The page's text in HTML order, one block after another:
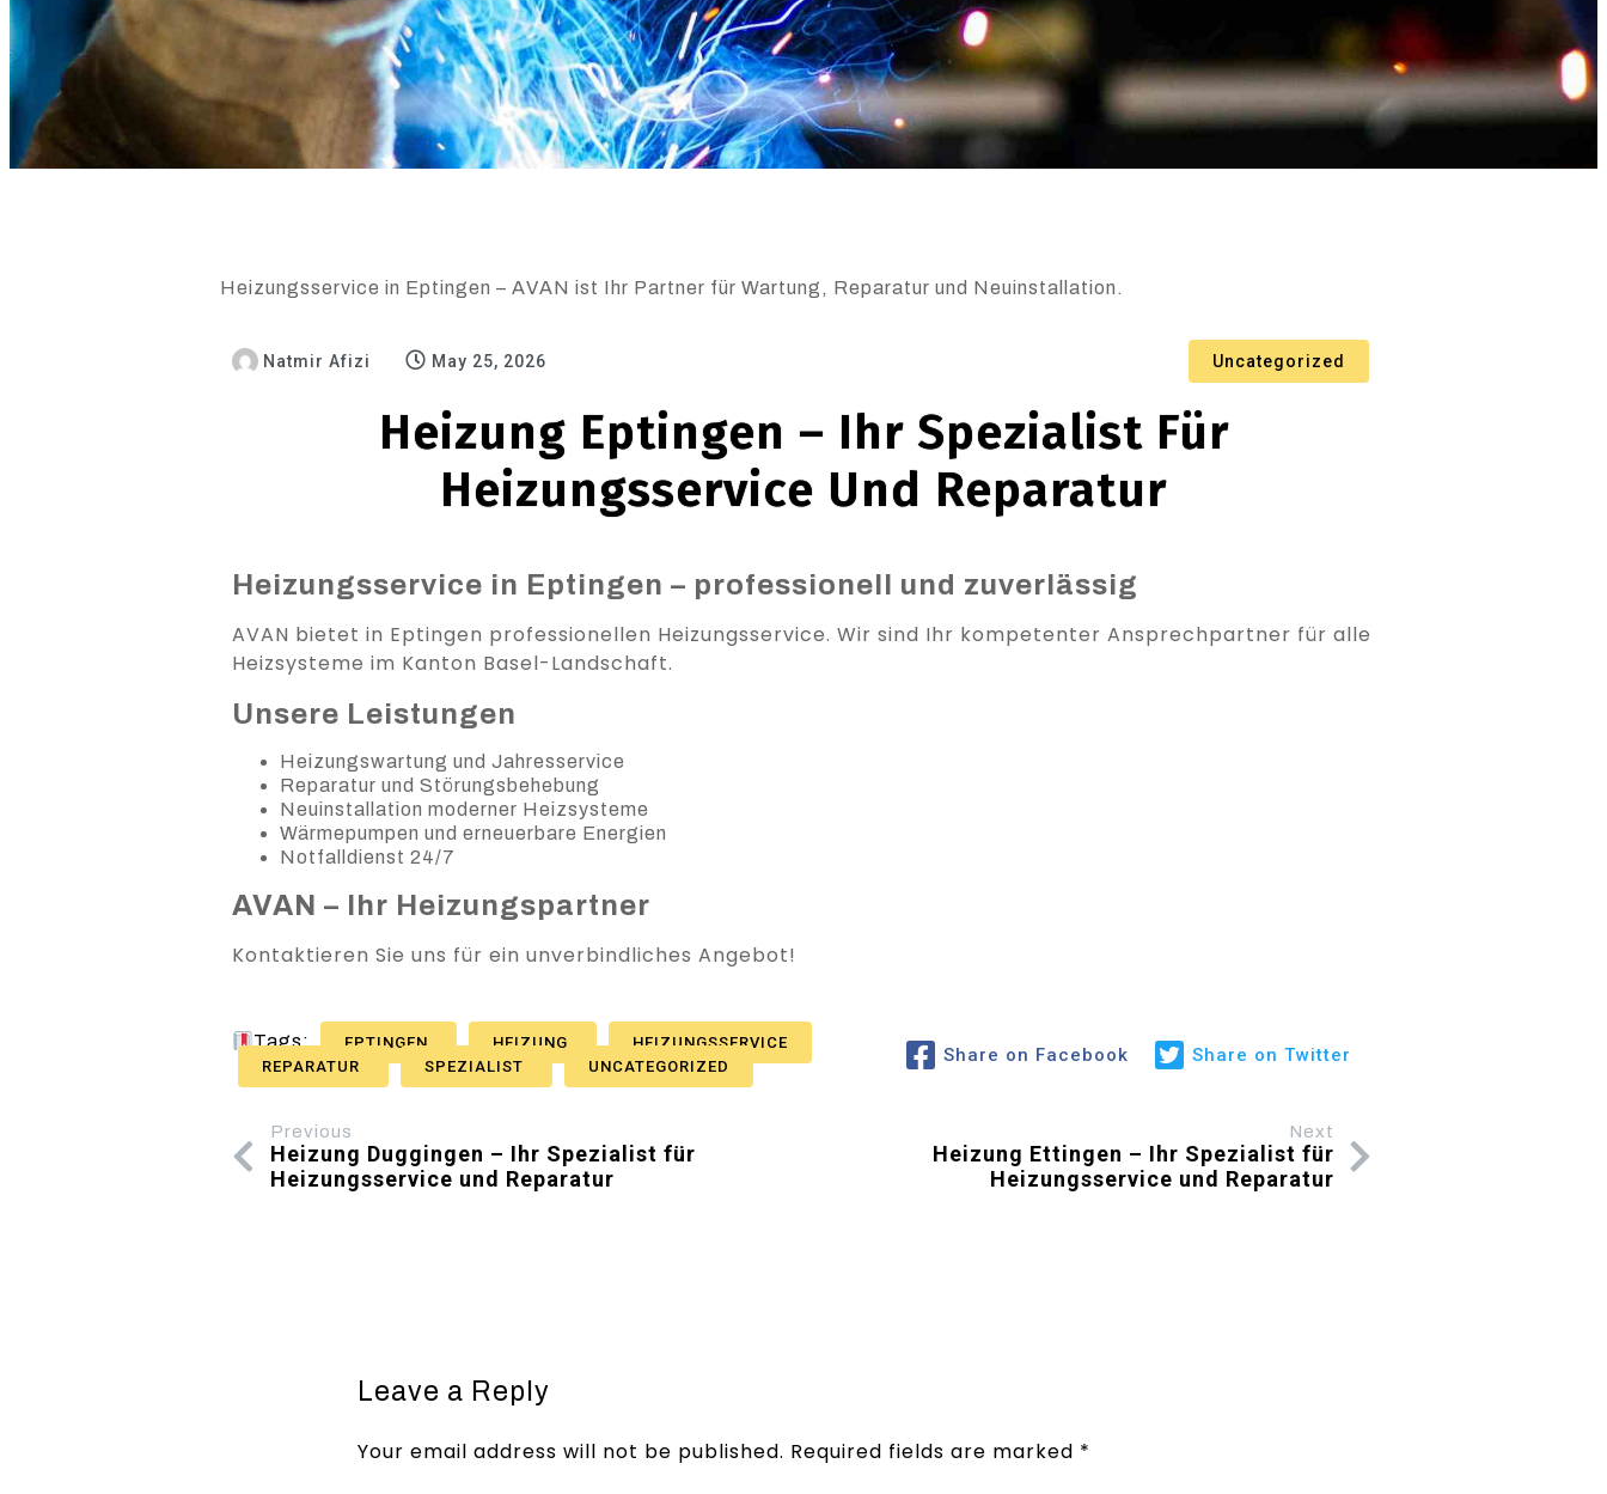
Heizungsservice in Eptingen – AVAN ist Ihr Partner für Wartung, Reparatur und Neuinstallation.
Natmir Afizi May 25, 2026 Uncategorized
Heizung Eptingen – Ihr Spezialist Für
Heizungsservice Und Reparatur
Heizungsservice in Eptingen – professionell und zuverlässig
AVAN bietet in Eptingen professionellen Heizungsservice. Wir sind Ihr kompetenter Ansprechpartner für alle
Heizsysteme im Kanton Basel-Landschaft.
Unsere Leistungen
Heizungswartung und Jahresservice
Reparatur und Störungsbehebung
Neuinstallation moderner Heizsysteme
Wärmepumpen und erneuerbare Energien
Notfalldienst 24/7
AVAN – Ihr Heizungspartner
Kontaktieren Sie uns für ein unverbindliches Angebot!
Tags: EPTINGEN HEIZUNG
HEIZUNGSSERVICE
REPARATUR
SPEZIALIST UNCATEGORIZED
Share on Facebook Share on Twitter
Previous
Heizung Duggingen – Ihr Spezialist für
Heizungsservice und Reparatur
Next
Heizung Ettingen – Ihr Spezialist für
Heizungsservice und Reparatur
Leave a Reply
Your email address will not be published. Required fields are marked *